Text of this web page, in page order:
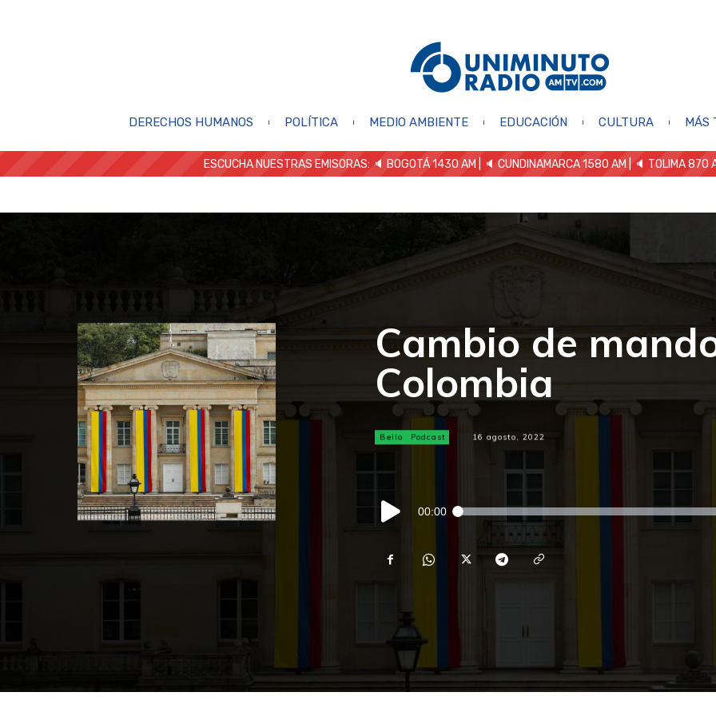
DERECHOS HUMANOS POLÍTICA MEDIO AMBIENTE EDUCACIÓN CULTURA MÁS
ESCUCHA NUESTRAS EMISORAS: 🔈 BOGOTÁ 1430 AM | 🔈 CUNDINAMARCA 1580 AM | 🔈 TOLIMA 870
Cambio de
Colombia
Bello Podcast 16 agosto, 2022
Reproductor
de
00:00